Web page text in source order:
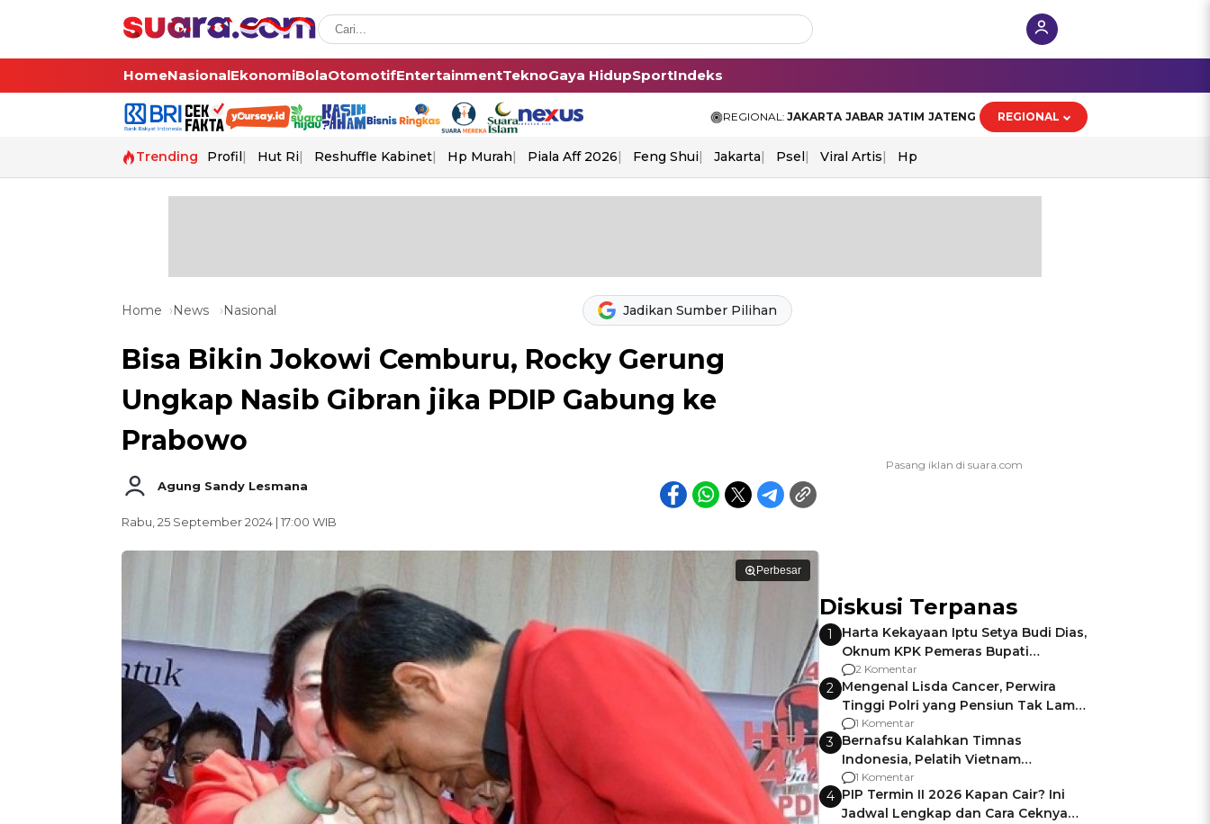
HomeNasionalEkonomiBolaOtomotifEntertainmentTeknoGaya HidupSportIndeks
REGIONAL: JAKARTA JABAR JATIM JATENG REGIONAL
Trending Profil Hut Ri Reshuffle Kabinet Hp Murah Piala Aff 2026 Feng Shui Jakarta Psel Viral Artis Hp
Home News Nasional Jadikan Sumber Pilihan
Bisa Bikin Jokowi Cemburu, Rocky Gerung
Ungkap Nasib Gibran jika PDIP Gabung ke
Prabowo
Agung Sandy Lesmana
Rabu, 25 September 2024 | 17:00 WIB
Perbesar
Diskusi Terpanas
1
Harta Kekayaan Iptu Setya Budi Dias,
Oknum KPK Pemeras Bupati
Pemalang
2 Komentar
2 Mengenal Lisda Cancer, Perwira
Tinggi Polri yang Pensiun Tak Lama
Usai Jadi Brigjen
1 Komentar
3 Bernafsu Kalahkan Timnas
Indonesia, Pelatih Vietnam
Berencana Pakai Jimat di Pakansari
1 Komentar
4 PIP Termin II 2026 Kapan Cair? Ini
Jadwal Lengkap dan Cara Ceknya